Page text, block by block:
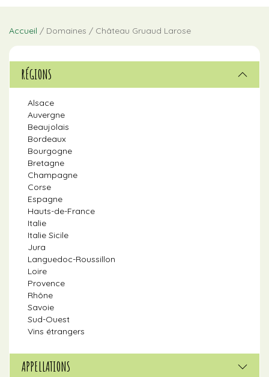
Accueil / Domaines / Château Gruaud Larose
RÉGIONS
Alsace
Auvergne
Beaujolais
Bordeaux
Bourgogne
Bretagne
Champagne
Corse
Espagne
Hauts-de-France
Italie
Italie Sicile
Jura
Languedoc-Roussillon
Loire
Provence
Rhône
Savoie
Sud-Ouest
Vins étrangers
APPELLATIONS